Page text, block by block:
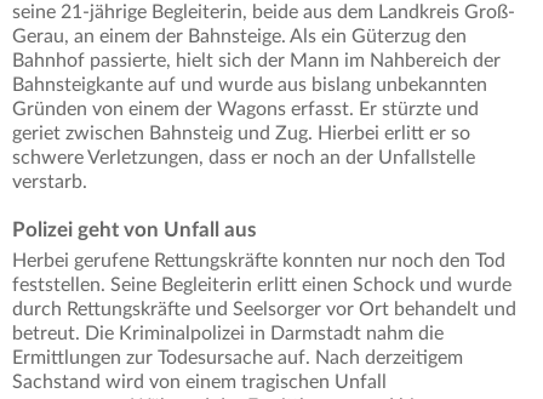
seine 21-jährige Begleiterin, beide aus dem Landkreis Groß-
Gerau, an einem der Bahnsteige. Als ein Güterzug den
Bahnhof passierte, hielt sich der Mann im Nahbereich der
Bahnsteigkante auf und wurde aus bislang unbekannten
Gründen von einem der Wagons erfasst. Er stürzte und
geriet zwischen Bahnsteig und Zug. Hierbei erlitt er so
schwere Verletzungen, dass er noch an der Unfallstelle
verstarb.
Polizei geht von Unfall aus
Herbei gerufene Rettungskräfte konnten nur noch den Tod
feststellen. Seine Begleiterin erlitt einen Schock und wurde
durch Rettungskräfte und Seelsorger vor Ort behandelt und
betreut. Die Kriminalpolizei in Darmstadt nahm die
Ermittlungen zur Todesursache auf. Nach derzeitigem
Sachstand wird von einem tragischen Unfall